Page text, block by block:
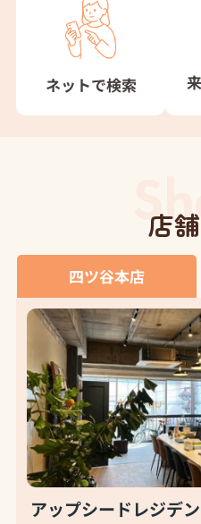
ネットで検索
店
四ツ谷本店
アップシードレジデ